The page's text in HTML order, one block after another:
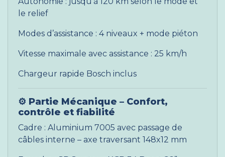
le relief
Modes d’assistance : 4 niveaux + mode piéton
Vitesse maximale avec assistance : 25 km/h
Chargeur rapide Bosch inclus
⚙️ Partie Mécanique – Confort,
contrôle et fiabilité
Cadre : Aluminium 7005 avec passage de
câbles interne – axe traversant 148x12 mm